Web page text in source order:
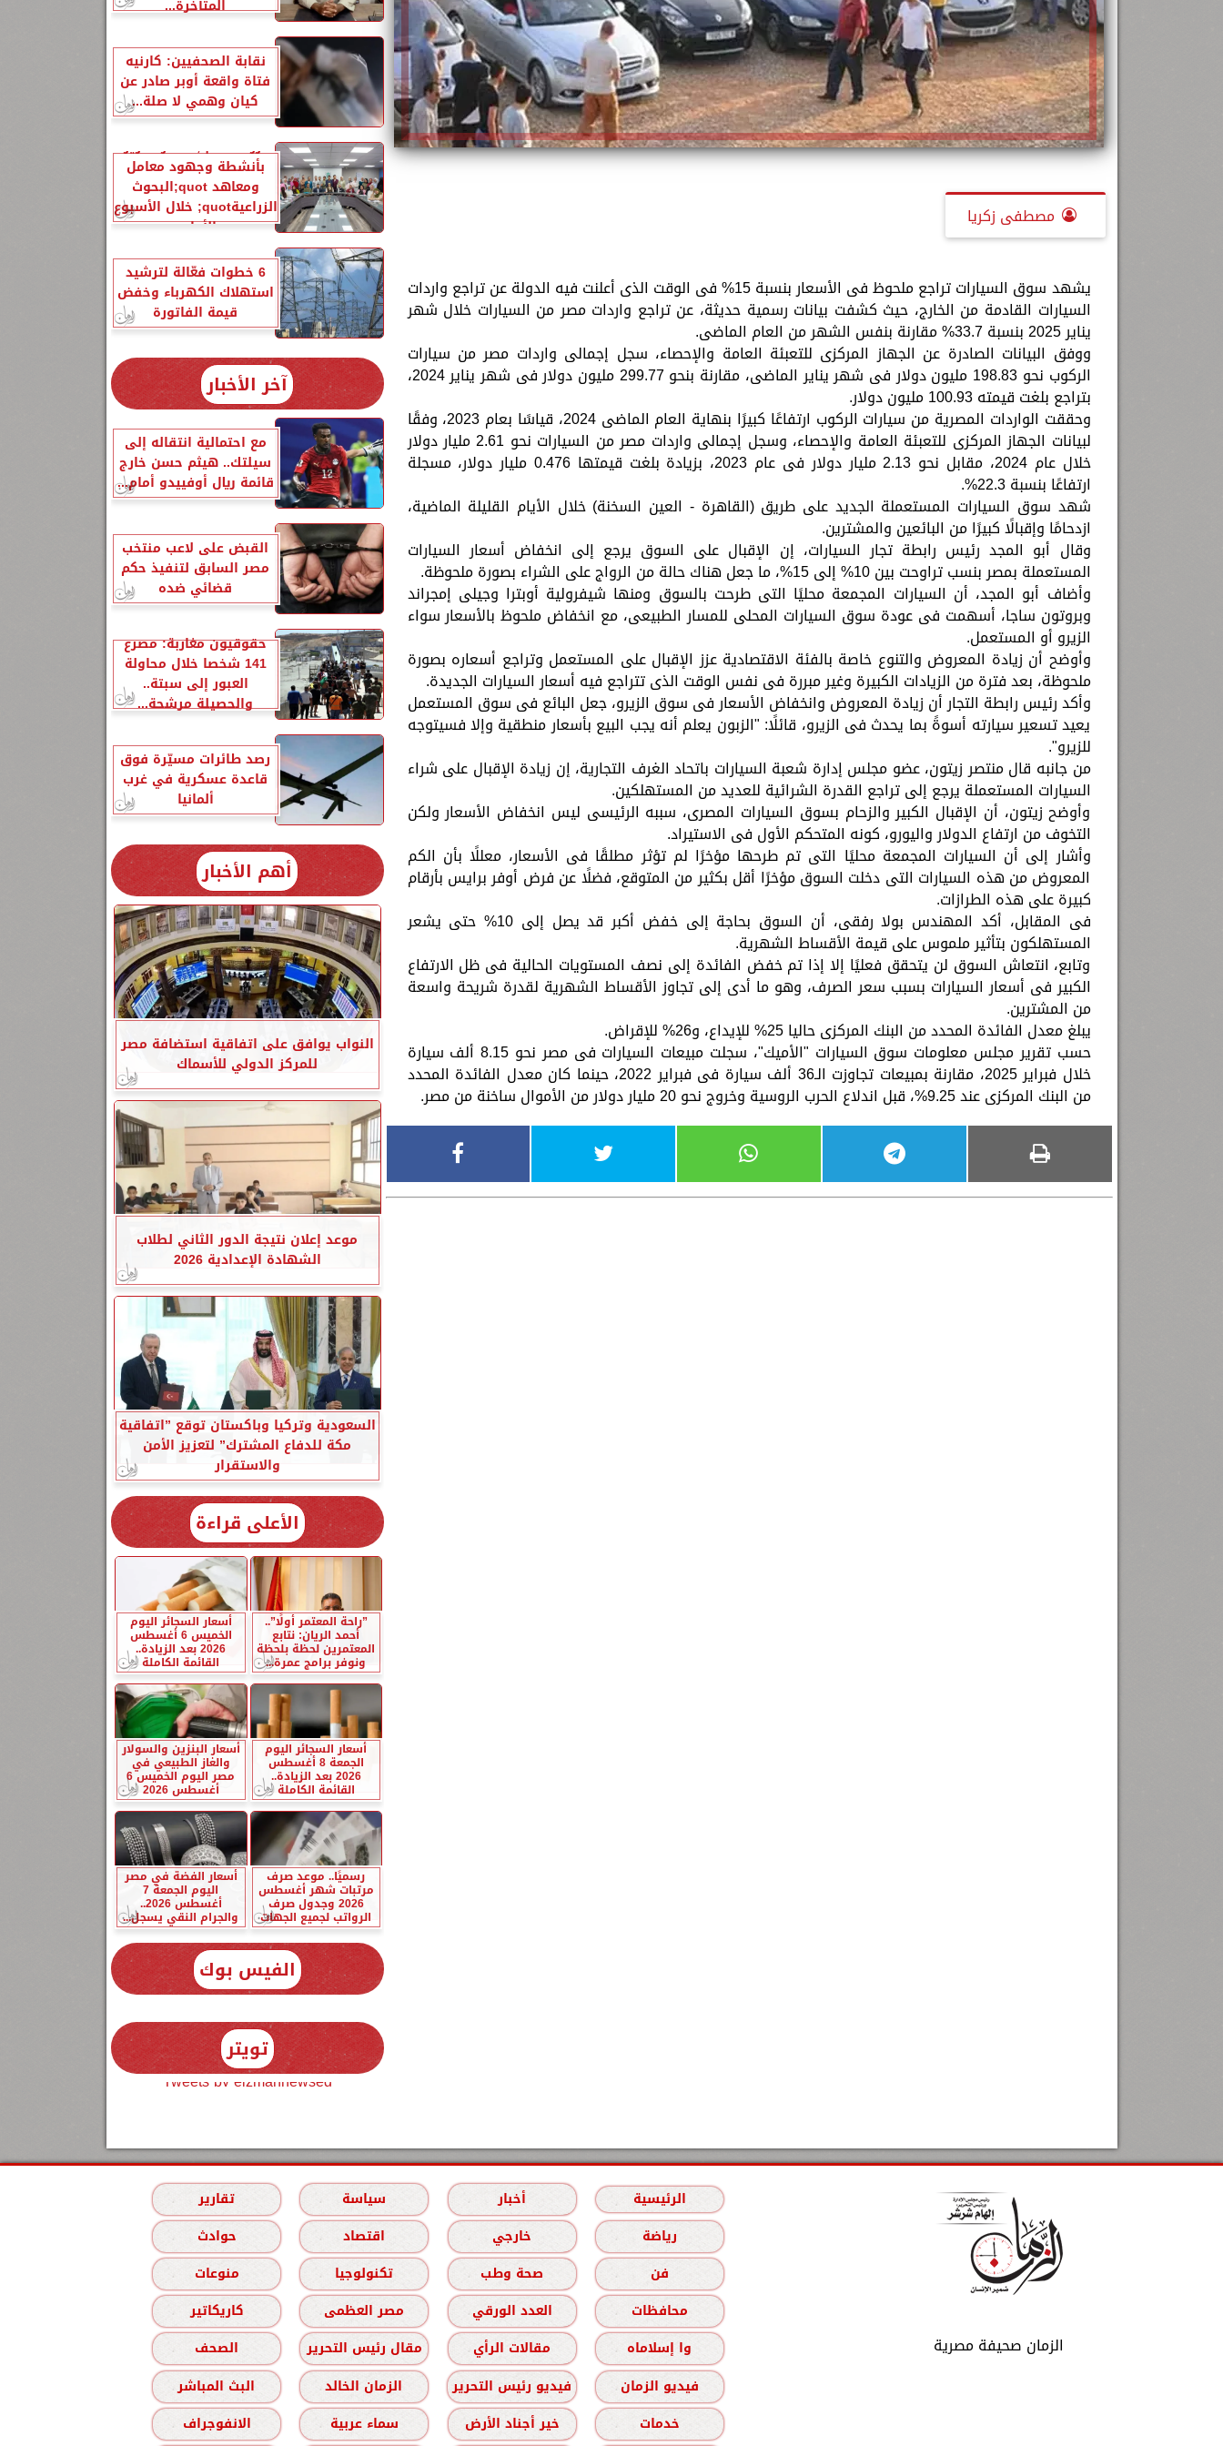
مصطفى زكريا
يشهد سوق السيارات تراجع ملحوظ فى الأسعار بنسبة 15% فى الوقت الذى أعلنت فيه الدولة عن تراجع واردات
السيارات القادمة من الخارج، حيث كشفت بيانات رسمية حديثة، عن تراجع واردات مصر من السيارات خلال شهر
يناير 2025 بنسبة 33.7% مقارنة بنفس الشهر من العام الماضى.
ووفق البيانات الصادرة عن الجهاز المركزى للتعبئة العامة والإحصاء، سجل إجمالى واردات مصر من سيارات
الركوب نحو 198.83 مليون دولار فى شهر يناير الماضى، مقارنة بنحو 299.77 مليون دولار فى شهر يناير 2024،
بتراجع بلغت قيمته 100.93 مليون دولار.
وحققت الواردات المصرية من سيارات الركوب ارتفاعًا كبيرًا بنهاية العام الماضى 2024، قياسًا بعام 2023، وفقًا
لبيانات الجهاز المركزى للتعبئة العامة والإحصاء، وسجل إجمالى واردات مصر من السيارات نحو 2.61 مليار دولار
خلال عام 2024، مقابل نحو 2.13 مليار دولار فى عام 2023، بزيادة بلغت قيمتها 0.476 مليار دولار، مسجلة
ارتفاعًا بنسبة 22.3%.
شهد سوق السيارات المستعملة الجديد على طريق (القاهرة - العين السخنة) خلال الأيام القليلة الماضية،
ازدحامًا وإقبالًا كبيرًا من البائعين والمشترين.
وقال أبو المجد رئيس رابطة تجار السيارات، إن الإقبال على السوق يرجع إلى انخفاض أسعار السيارات
المستعملة بمصر بنسب تراوحت بين 10% إلى 15%، ما جعل هناك حالة من الرواج على الشراء بصورة ملحوظة.
وأضاف أبو المجد، أن السيارات المجمعة محليًا التى طرحت بالسوق ومنها شيفرولية أوبترا وجيلى إمجراند
وبروتون ساجا، أسهمت فى عودة سوق السيارات المحلى للمسار الطبيعى، مع انخفاض ملحوظ بالأسعار سواء
الزيرو أو المستعمل.
وأوضح أن زيادة المعروض والتنوع خاصة بالفئة الاقتصادية عزز الإقبال على المستعمل وتراجع أسعاره بصورة
ملحوظة، بعد فترة من الزيادات الكبيرة وغير مبررة فى نفس الوقت الذى تتراجع فيه أسعار السيارات الجديدة.
وأكد رئيس رابطة التجار أن زيادة المعروض وانخفاض الأسعار فى سوق الزيرو، جعل البائع فى سوق المستعمل
يعيد تسعير سيارته أسوةً بما يحدث فى الزيرو، قائلًا: "الزبون يعلم أنه يجب البيع بأسعار منطقية وإلا فسيتوجه
للزيرو".
من جانبه قال منتصر زيتون، عضو مجلس إدارة شعبة السيارات باتحاد الغرف التجارية، إن زيادة الإقبال على شراء
السيارات المستعملة يرجع إلى تراجع القدرة الشرائية للعديد من المستهلكين.
وأوضح زيتون، أن الإقبال الكبير والزحام بسوق السيارات المصرى، سببه الرئيسى ليس انخفاض الأسعار ولكن
التخوف من ارتفاع الدولار واليورو، كونه المتحكم الأول فى الاستيراد.
وأشار إلى أن السيارات المجمعة محليًا التى تم طرحها مؤخرًا لم تؤثر مطلقًا فى الأسعار، معللًا بأن الكم
المعروض من هذه السيارات التى دخلت السوق مؤخرًا أقل بكثير من المتوقع، فضلًا عن فرض أوفر برايس بأرقام
كبيرة على هذه الطرازات.
فى المقابل، أكد المهندس بولا رفقى، أن السوق بحاجة إلى خفض أكبر قد يصل إلى 10% حتى يشعر
المستهلكون بتأثير ملموس على قيمة الأقساط الشهرية.
وتابع، انتعاش السوق لن يتحقق فعليًا إلا إذا تم خفض الفائدة إلى نصف المستويات الحالية فى ظل الارتفاع
الكبير فى أسعار السيارات بسبب سعر الصرف، وهو ما أدى إلى تجاوز الأقساط الشهرية لقدرة شريحة واسعة
من المشترين.
يبلغ معدل الفائدة المحدد من البنك المركزى حاليا 25% للإيداع، و26% للإقراض.
حسب تقرير مجلس معلومات سوق السيارات "الأميك"، سجلت مبيعات السيارات فى مصر نحو 8.15 ألف سيارة
خلال فبراير 2025، مقارنة بمبيعات تجاوزت الـ36 ألف سيارة فى فبراير 2022، حينما كان معدل الفائدة المحدد
من البنك المركزى عند 9.25%، قبل اندلاع الحرب الروسية وخروج نحو 20 مليار دولار من الأموال ساخنة من مصر.
المتأخرة...
نقابة الصحفيين: كارنيه
فتاة واقعة أوبر صادر عن
كيان وهمي لا صلة...
الزراعةquot; تنشر تقريرًا
بأنشطة وجهود معامل
ومعاهد quot;البحوث
الزراعيةquot; خلال الأسبوع
الأول...
6 خطوات فعّالة لترشيد
استهلاك الكهرباء وخفض
قيمة الفاتورة
آخر الأخبار
مع احتمالية انتقاله إلى
سيلتك.. هيثم حسن خارج
قائمة ريال أوفييدو أمام...
القبض على لاعب منتخب
مصر السابق لتنفيذ حكم
قضائي ضده
حقوقيون مغاربة: مصرع
141 شخصا خلال محاولة
العبور إلى سبتة..
والحصيلة مرشحة...
رصد طائرات مسيّرة فوق
قاعدة عسكرية في غرب
ألمانيا
أهم الأخبار
النواب يوافق على اتفاقية استضافة مصر
للمركز الدولي للأسماك
موعد إعلان نتيجة الدور الثاني لطلاب
الشهادة الإعدادية 2026
السعودية وتركيا وباكستان توقع ”اتفاقية
مكة للدفاع المشترك” لتعزيز الأمن
والاستقرار
الأعلى قراءة
”راحة المعتمر أولًا”..
أحمد الريان: نتابع
المعتمرين لحظة بلحظة
ونوفر برامج عمرة...
أسعار السجائر اليوم
الخميس 6 أغسطس
2026 بعد الزيادة..
القائمة الكاملة
أسعار السجائر اليوم
الجمعة 8 أغسطس
2026 بعد الزيادة..
القائمة الكاملة
أسعار البنزين والسولار
والغاز الطبيعي في
مصر اليوم الخميس 6
أغسطس 2026
رسميًا.. موعد صرف
مرتبات شهر أغسطس
2026 وجدول صرف
الرواتب لجميع الجهات
أسعار الفضة في مصر
اليوم الجمعة 7
أغسطس 2026..
والجرام النقي يسجل...
الفيس بوك
تويتر
Tweets by elzmannewseg
الزمان صحيفة مصرية
الرئيسية أخبار سياسة
تقارير
رياضة
خارجي اقتصاد
حوادث
فن
صحة وطب تكنولوجيا
منوعات
محافظات
العدد الورقي مصر العظمى
كاريكاتير
وا إسلاماه
مقالات الرأي مقال رئيس التحرير
الصحف
فيديو الزمان
فيديو رئيس التحرير الزمان الخالد
البث المباشر
خدمات
خير أجناد الأرض سماء عربية الانفوجراف